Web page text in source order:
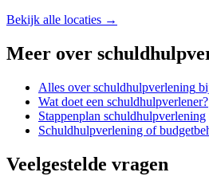
Bekijk alle locaties →
Meer over
Alles overschuldhulpverlening
Wat doet een schuldhulpverlener?
Stappenplan schuldhulpverlening
Schuldhulpverlening of
Veelgestelde vragen